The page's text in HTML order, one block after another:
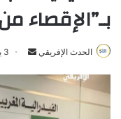
بـ”الإقصاء
الحدث الإفريقي
Send
email
3 يونيو، 2026